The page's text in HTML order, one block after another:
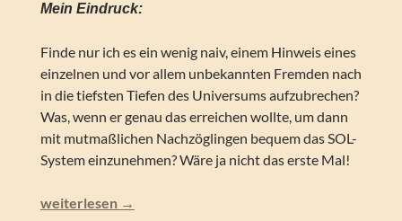
Mein Eindruck:
Finde nur ich es ein wenig naiv, einem Hinweis eines
einzelnen und vor allem unbekannten Fremden nach
in die tiefsten Tiefen des Universums aufzubrechen?
Was, wenn er genau das erreichen wollte, um dann
mit mutmaßlichen Nachzöglingen bequem das SOL-
System einzunehmen? Wäre ja nicht das erste Mal!
Perry Rhodan NEO – Chronopuls (Folgen 300-309)
weiterlesen →